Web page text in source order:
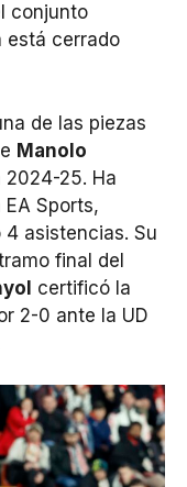
conjunto
está cerrado
de las piezas
Manolo
2024-25. Ha
Sports,
asistencias. Su
final del
certificó la
2-0 ante la UD